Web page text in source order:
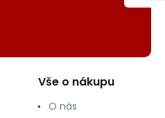
Vše o nákupu
O nás